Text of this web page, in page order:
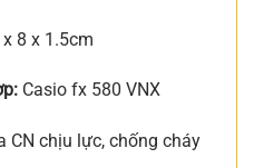
x 8 x 1.5cm
Casio fx 580 VNX
CN chịu lực, chống cháy